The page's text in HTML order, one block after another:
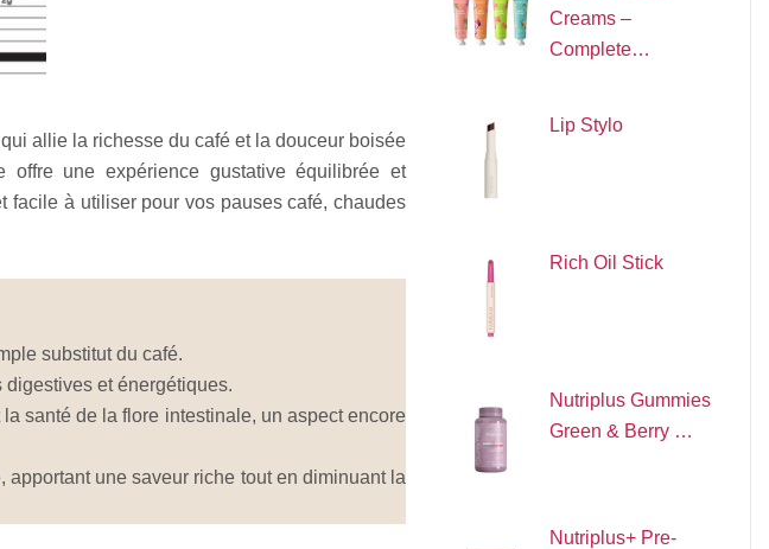
allie la richesse du café et la douceur boisée
une expérience gustative équilibrée et
facile à utiliser pour vos pauses café, chaudes
substitut du café.
digestives et énergétiques.
santé de la flore intestinale, un aspect encore
une saveur riche tout en diminuant la
Creams –
Complete…
Lip Stylo
Rich Oil Stick
Nutriplus Gummies
Green & Berry …
Nutriplus+ Pre-